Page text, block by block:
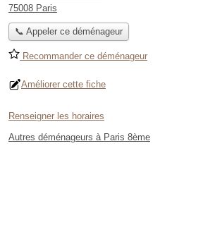
75008 Paris
📞 Appeler ce déménageur
Recommander ce déménageur
Améliorer cette fiche
Renseigner les horaires
Autres déménageurs à Paris 8ème